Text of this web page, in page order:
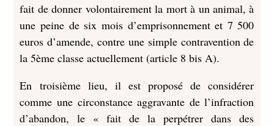
fait de donner volontairement la mort à un animal, à
une peine de six mois d’emprisonnement et 7 500
euros d’amende, contre une simple contravention de
la 5ème classe actuellement (article 8 bis A).
En troisième lieu, il est proposé de considérer
comme une circonstance aggravante de l’infraction
d’abandon, le « fait de la perpétrer dans des